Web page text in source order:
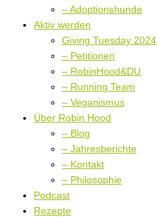
– Adoptionshunde
Aktiv werden
Giving Tuesday 2024
– Petitionen
– RobinHood&DU
– Running Team
– Veganismus
Über Robin Hood
– Blog
– Jahresberichte
– Kontakt
– Philosophie
Podcast
Rezepte